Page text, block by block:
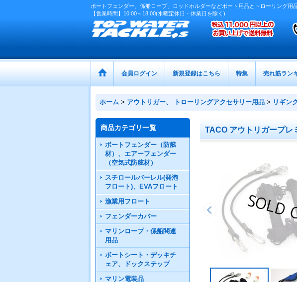
ボートフェンダー、係船ロープ、ロッドホルダーなどボート用品とトローリング用
【営業時間】10:00～18:00(水曜定休日・休業日を除く)
会員ログイン 新規登録はこちら 特集 売れ筋ラン
ホーム > アウトリガー、 トローリングアクセサリー用品 > リギン
商品カテゴリ一覧
ボートフェンダー（防舷
材）、エアーフェンダー
（空気式防舷材）
スチロールバーレル(発泡
フロート)、EVAフロート
漁業用フロート
フェンダーカバー
マリンロープ・係船関連
用品
ボートシート・デッキチ
ェア、ドックステップ
マリン電装品
TACO アウトリガープレ